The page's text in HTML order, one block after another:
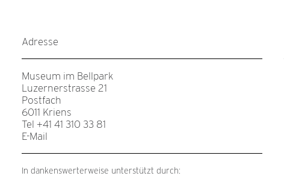
Adresse
Museum im Bellpark
Luzernerstrasse 21
Postfach
6011 Kriens
Tel +41 41 310 33 81
E-Mail
In dankenswerterweise unterstützt durch: